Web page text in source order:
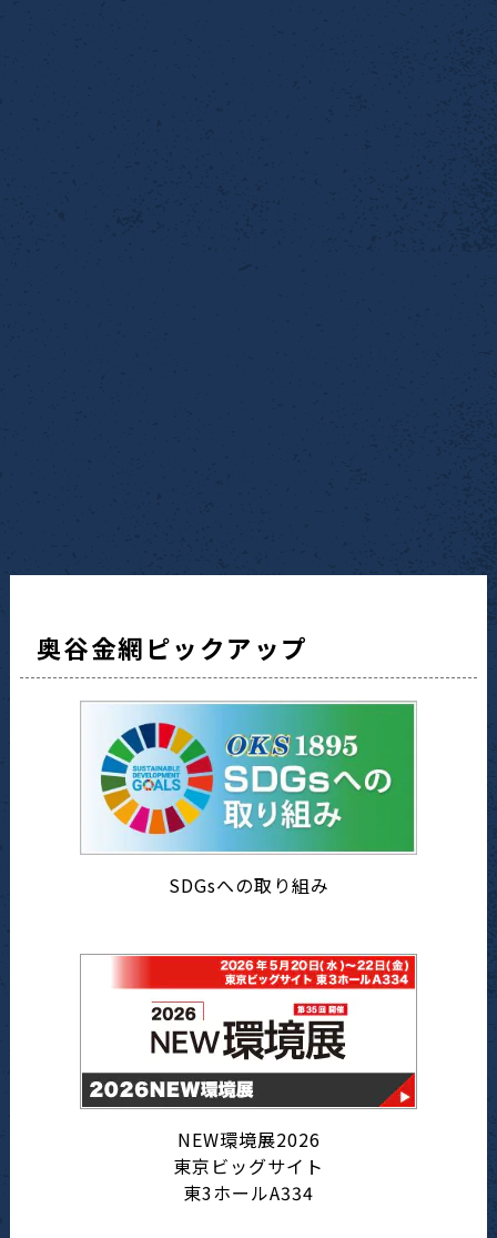
奥谷金網ピックアップ
SDGsへの取り組み
NEW環境展2026
東京ビッグサイト
東3ホールA334